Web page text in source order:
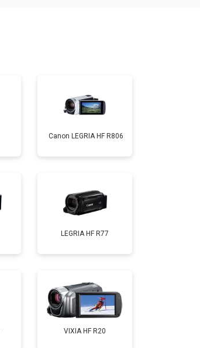
Canon LEGRIA HF R806
LEGRIA HF R77
VIXIA HF R20